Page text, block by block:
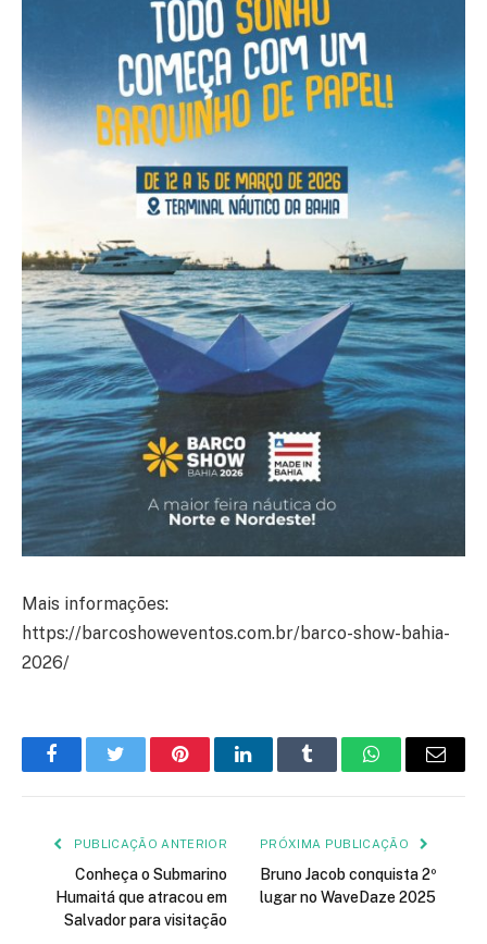
Mais informações:
https://barcoshoweventos.com.br/barco-show-bahia-
2026/
FacebookTwitter PinterestLinkedInTumblr WhatsApp
E-
PUBLICAÇÃO ANTERIOR
Conheça o Submarino
Humaitá que atracou em
Salvador para visitação
PRÓXIMA PUBLICAÇÃO
Bruno Jacob conquista 2º
lugar no WaveDaze 2025